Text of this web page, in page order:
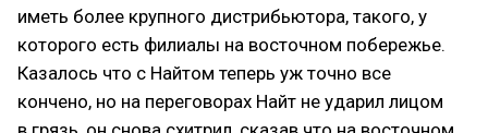
иметь более крупного дистрибьютора, такого, у
которого есть филиалы на восточном побережье.
Казалось что с Найтом теперь уж точно все
кончено, но на переговорах Найт не ударил лицом